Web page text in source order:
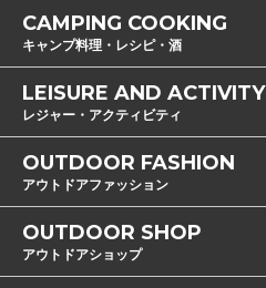
CAMPING COOKING
キャンプ料理・レシピ・酒
LEISURE AND ACTIVITY
レジャー・アクティビティ
OUTDOOR FASHION
アウトドアファッション
OUTDOOR SHOP
アウトドアショップ